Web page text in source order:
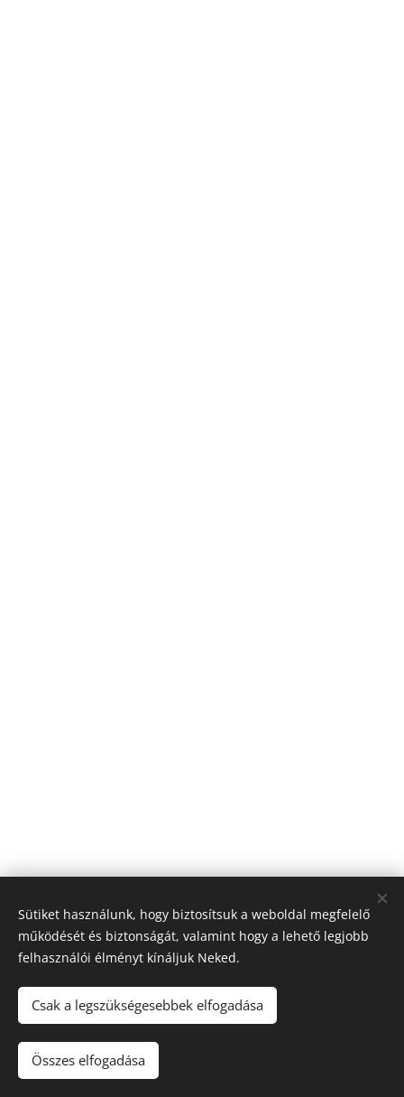
© 2026 Nagyfólia Kft. Minden jog fenntartva
Sütik
Sütiket használunk, hogy biztosítsuk a weboldal megfelelő
működését és biztonságát, valamint hogy a lehető legjobb
felhasználói élményt kínáljuk Neked.
Csak a legszükségesebbek elfogadása
Összes elfogadása